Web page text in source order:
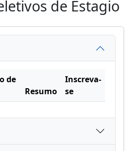
de Estagio
de
Resumo
Inscreva-
se